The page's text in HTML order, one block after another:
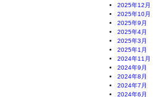
2025年12月
2025年10月
2025年9月
2025年4月
2025年3月
2025年1月
2024年11月
2024年9月
2024年8月
2024年7月
2024年6月